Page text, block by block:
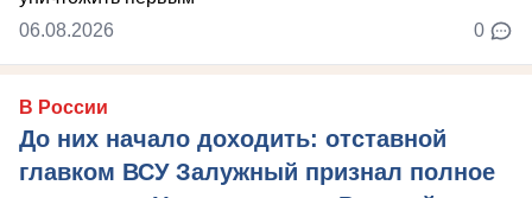
06.08.2026 0
В России
До них начало доходить: отставной
главком ВСУ Залужный признал полное